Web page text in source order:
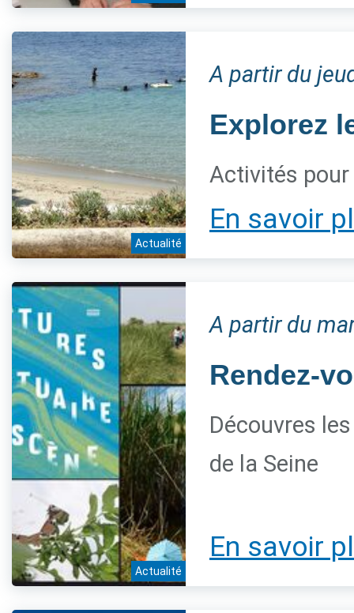
Actualité
A partir du
Explorez
Activités
En savoir
Actualité
A partir du
Rendez-
Découvres
de la Seine
En savoir